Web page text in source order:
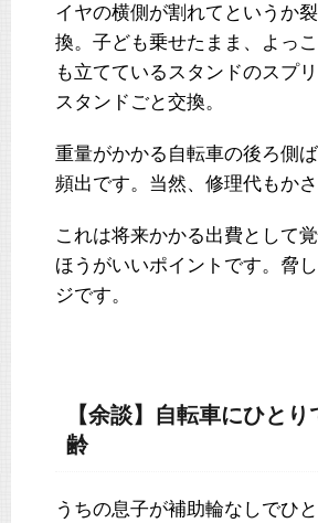
イヤの横側が割れてというか
換。子ども乗せたまま、よっ
も立てているスタンドのスプ
スタンドごと交換。
重量がかかる自転車の後ろ側
頻出です。当然、修理代もかさ
これは将来かかる出費として
ほうがいいポイントです。脅
ジです。
【余談】自転車にひと
齢
うちの息子が補助輪なしでひ